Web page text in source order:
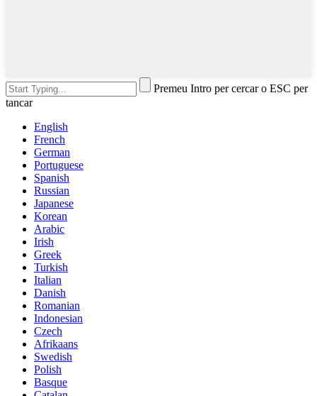
Premeu Intro per cercar o ESC per
tancar
English
French
German
Portuguese
Spanish
Russian
Japanese
Korean
Arabic
Irish
Greek
Turkish
Italian
Danish
Romanian
Indonesian
Czech
Afrikaans
Swedish
Polish
Basque